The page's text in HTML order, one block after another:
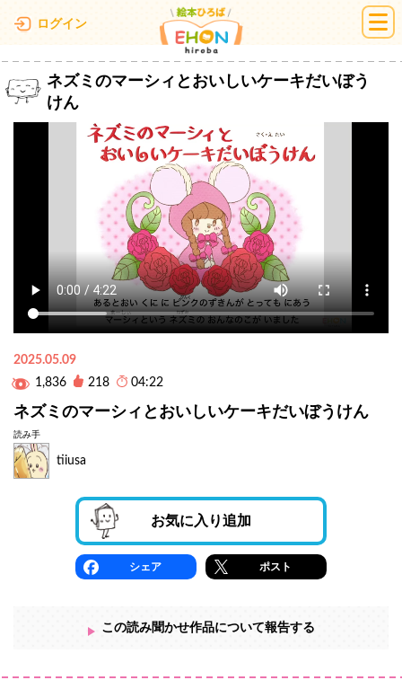
ログイン 絵本ひろば
ネズミのマーシィとおいしいケーキだいぼう
けん
2025.05.09
1,836
218 04:22
ネズミのマーシィとおいしいケーキだいぼうけん
読み手
tiiusa
お気に入り追加
シェア ポスト
この読み聞かせ作品について報告する